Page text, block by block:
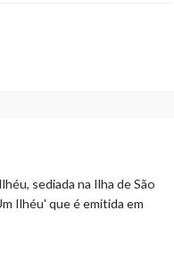
sediada na Ilha de São
Ilhéu' que é emitida em